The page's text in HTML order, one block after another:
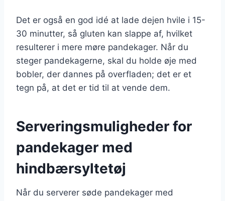
Det er også en god idé at lade dejen hvile i 15-
30 minutter, så gluten kan slappe af, hvilket
resulterer i mere møre pandekager. Når du
steger pandekagerne, skal du holde øje med
bobler, der dannes på overfladen; det er et
tegn på, at det er tid til at vende dem.
Serveringsmuligheder for
pandekager med
hindbærsyltetøj
Når du serverer søde pandekager med